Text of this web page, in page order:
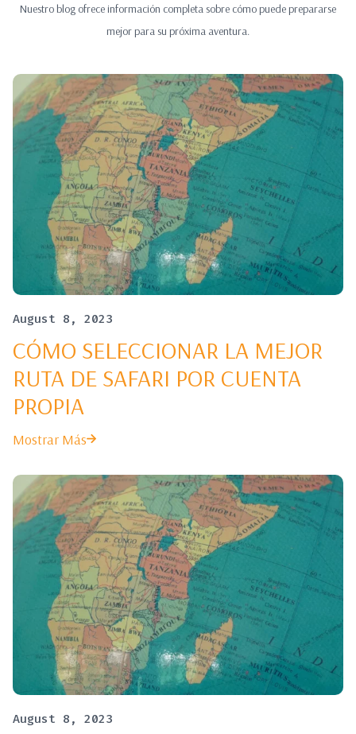
Nuestro blog ofrece información completa sobre cómo puede prepararse
mejor para su próxima aventura.
August 8, 2023
CÓMO SELECCIONAR LA MEJOR
RUTA DE SAFARI POR CUENTA
PROPIA
Mostrar Más
August 8, 2023